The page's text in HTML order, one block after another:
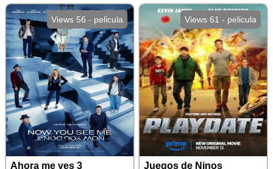
Views 56 - pelicula
Ahora me ves 3
Views 61 - pelicula
Juegos de Ninos